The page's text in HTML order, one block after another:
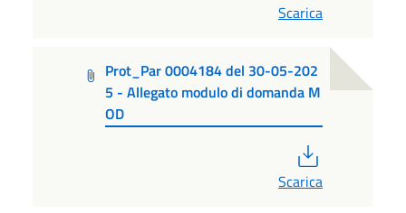
Scarica
Prot_Par 0004184 del 30-05-202
5 - Allegato modulo di domanda M
OD
Scarica